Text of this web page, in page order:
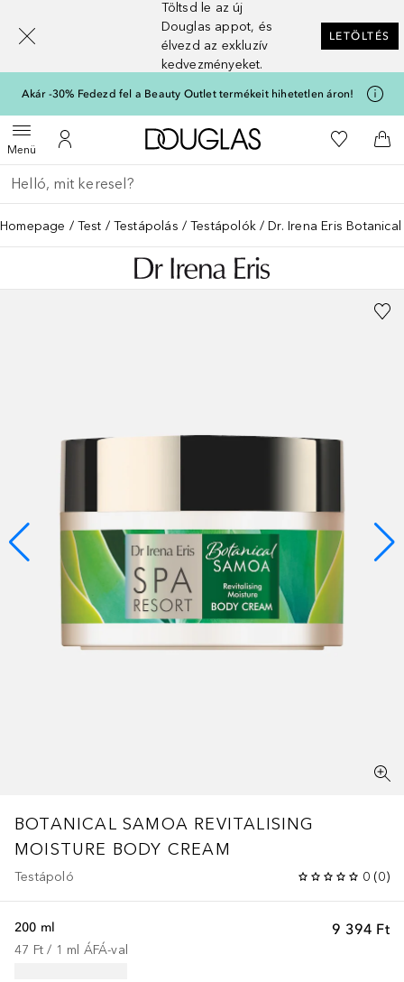
Töltsd le az új
Douglas appot, és
élvezd az exkluzív
kedvezményeket.
LETÖLTÉS
Akár -30% Fedezd fel a Beauty Outlet termékeit hihetetlen áron!
MenüMenü megnyitása
A fiókomhoz
A Douglas Főoldalra
A
Menj vissza
Keresés végrehajtása
Homepage Test Testápolás Testápolók Dr. Irena Eris
BOTANICAL SAMOA REVITALISING
MOISTURE BODY CREAM
Testápoló 0 (0)
9 394 Ft
200 ml
47 Ft / 1 ml ÁFÁ-val
[navigation.slideout.screenreader]